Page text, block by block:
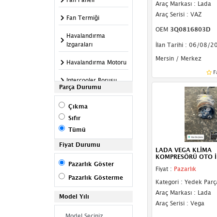
Fan Termiği
Havalandırma
Izgaraları
Havalandırma Motoru
Intercooler Borusu
Intercooler Radyatörü
Kalorifer Izgarası
Kalorifer Kutusu
Kalorifer Motoru
Kalorifer Radyatörü
Kalorifer Rezistansı
Parça Durumu
Çıkma
Sıfır
Tümü
Fiyat Durumu
Pazarlık Göster
Pazarlık Gösterme
Model Yılı
Araç Markası : Lada
Araç Serisi : VAZ
OEM 3Q0816803D
İlan Tarihi : 06/08/
Mersin / Merkez
LADA VEGA KLİMA
KOMPRESÖRÜ OTO
Fiyat : Pazarlık
Kategori : Yedek
Araç Markası : Lada
Araç Serisi : Vega